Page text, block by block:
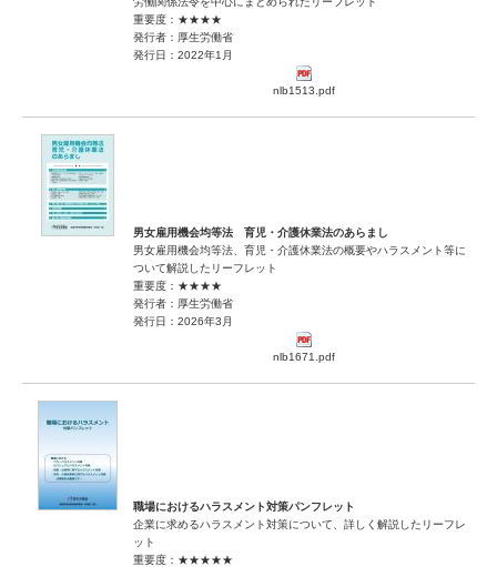
重要度：★★★★
発行者：厚生労働省
発行日：2022年1月
nlb1513.pdf
男女雇用機会均等法 育児・介護休業法のあらまし
男女雇用機会均等法、育児・介護休業法の概要やハラスメント等に
ついて解説したリーフレット
重要度：★★★★
発行者：厚生労働省
発行日：2026年3月
nlb1671.pdf
職場におけるハラスメント対策パンフレット
企業に求めるハラスメント対策について、詳しく解説したリーフレ
ット
重要度：★★★★★